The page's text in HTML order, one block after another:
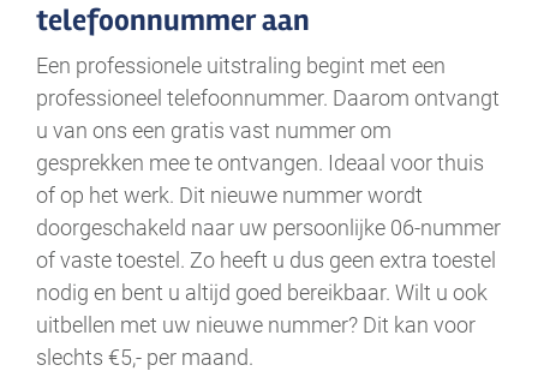
telefoonnummer aan
Een professionele uitstraling begint met een
professioneel telefoonnummer. Daarom ontvangt
u van ons een gratis vast nummer om
gesprekken mee te ontvangen. Ideaal voor thuis
of op het werk. Dit nieuwe nummer wordt
doorgeschakeld naar uw persoonlijke 06-nummer
of vaste toestel. Zo heeft u dus geen extra toestel
nodig en bent u altijd goed bereikbaar. Wilt u ook
uitbellen met uw nieuwe nummer? Dit kan voor
slechts €5,- per maand.